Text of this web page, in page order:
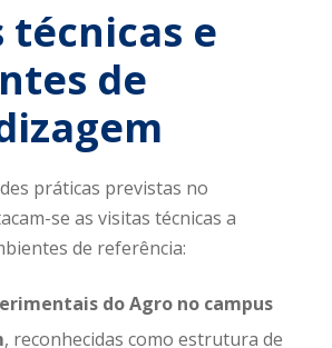
técnicas e
de
práticas previstas no
se as visitas técnicas a
de referência:
do Agro no campus
, reconhecidas como estrutura de